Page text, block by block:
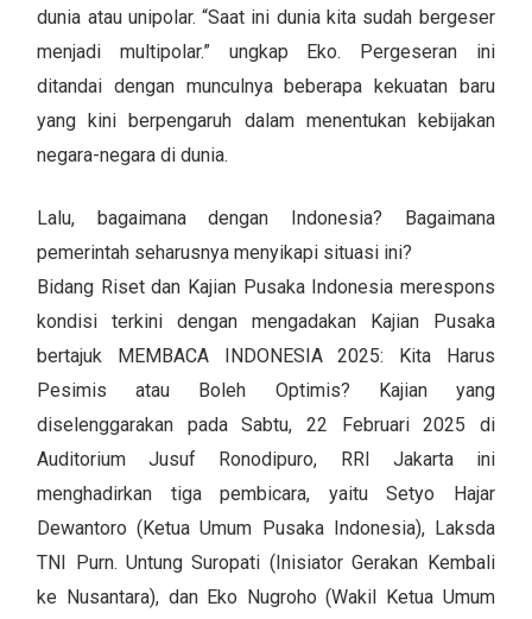
dunia atau unipolar. “Saat ini dunia kita sudah bergeser
menjadi multipolar.” ungkap Eko. Pergeseran ini
ditandai dengan munculnya beberapa kekuatan baru
yang kini berpengaruh dalam menentukan kebijakan
negara-negara di dunia.
Lalu, bagaimana dengan Indonesia? Bagaimana
pemerintah seharusnya menyikapi situasi ini?
Bidang Riset dan Kajian Pusaka Indonesia merespons
kondisi terkini dengan mengadakan Kajian Pusaka
bertajuk MEMBACA INDONESIA 2025: Kita Harus
Pesimis atau Boleh Optimis? Kajian yang
diselenggarakan pada Sabtu, 22 Februari 2025 di
Auditorium Jusuf Ronodipuro, RRI Jakarta ini
menghadirkan tiga pembicara, yaitu Setyo Hajar
Dewantoro (Ketua Umum Pusaka Indonesia), Laksda
TNI Purn. Untung Suropati (Inisiator Gerakan Kembali
ke Nusantara), dan Eko Nugroho (Wakil Ketua Umum